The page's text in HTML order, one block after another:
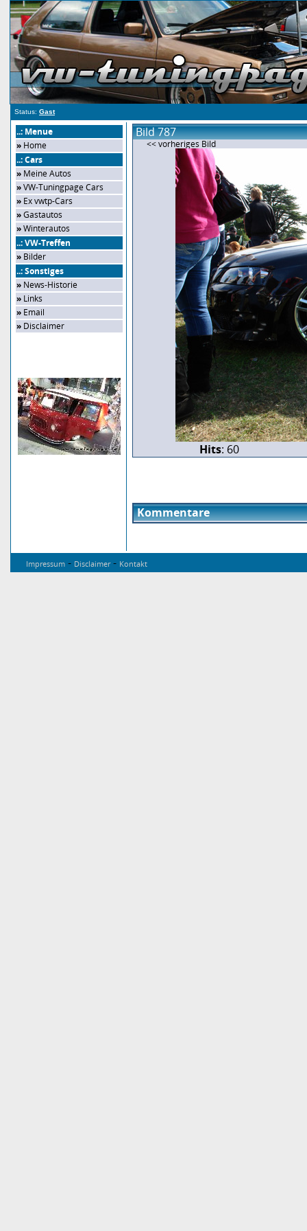
Status: Gast
..: Menue
» Home
..: Cars
» Meine Autos
»VW-Tuningpage Cars
» Ex vwtp-Cars
»Gastautos
»Winterautos
..: VW-Treffen
» Bilder
..: Sonstiges
» News-Historie
» Links
» Email
» Disclaimer
Bild 787
<< vorheriges Bild
Hits: 60
Kommentare
Impressum - Disclaimer- Kontakt